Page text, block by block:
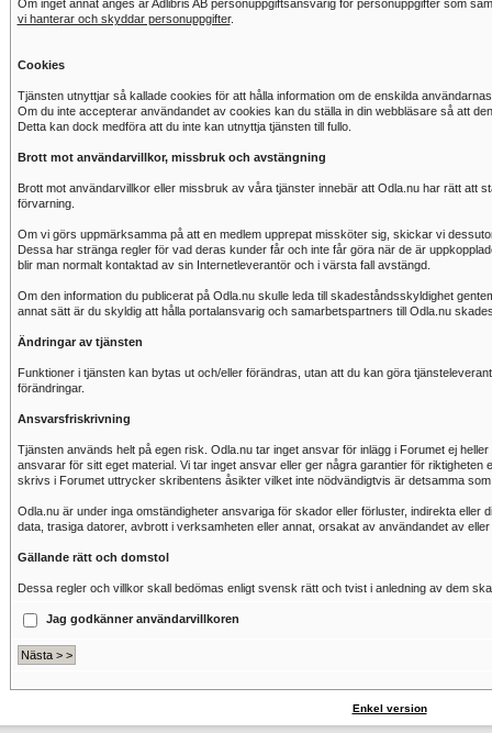
Om inget annat anges är Adlibris AB personuppgiftsansvarig för personuppgifter som
vi hanterar och skyddar personuppgifter.
Cookies
Tjänsten utnyttjar så kallade cookies för att hålla information om de enskilda
Om du inte accepterar användandet av cookies kan du ställa in din webbläsare så att
Detta kan dock medföra att du inte kan utnyttja tjänsten till fullo.
Brott mot användarvillkor, missbruk och avstängning
Brott mot användarvillkor eller missbruk av våra tjänster innebär att Odla.nu har rätt att
förvarning.
Om vi görs uppmärksamma på att en medlem upprepat missköter sig, skickar vi
Dessa har stränga regler för vad deras kunder får och inte får göra när de är
blir man normalt kontaktad av sin Internetleverantör och i värsta fall avstängd.
Om den information du publicerat på Odla.nu skulle leda till skadeståndsskyldighet
annat sätt är du skyldig att hålla portalansvarig och samarbetspartners till Odla.nu
Ändringar av tjänsten
Funktioner i tjänsten kan bytas ut och/eller förändras, utan att du kan göra
förändringar.
Ansvarsfriskrivning
Tjänsten används helt på egen risk. Odla.nu tar inget ansvar för inlägg i Forumet ej
ansvarar för sitt eget material. Vi tar inget ansvar eller ger några garantier för riktigheten
skrivs i Forumet uttrycker skribentens åsikter vilket inte nödvändigtvis är detsamma
Odla.nu är under inga omständigheter ansvariga för skador eller förluster, indirekta eller
data, trasiga datorer, avbrott i verksamheten eller annat, orsakat av användandet av
Gällande rätt och domstol
Dessa regler och villkor skall bedömas enligt svensk rätt och tvist i anledning av dem
Jag godkänner användarvillkoren
Enkel version